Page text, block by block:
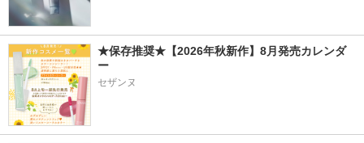
★保存推奨★【2026年秋新作】8月発売カレンダ
ー
セザンヌ